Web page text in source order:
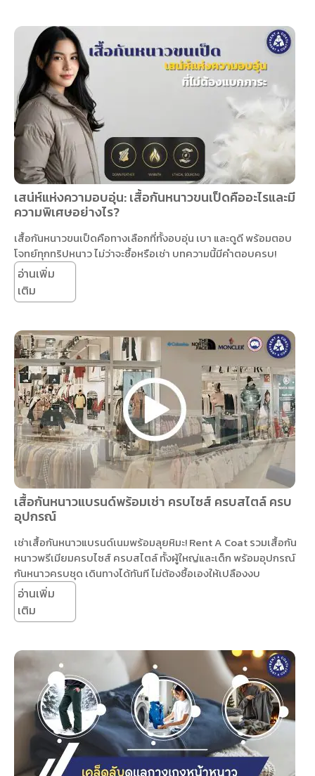
เสน่ห์แห่งความอบอุ่น: เสื้อกันหนาวขนเป็ดคืออะไรและมี
ความพิเศษอย่างไร?
เสื้อกันหนาวขนเป็ดคือทางเลือกที่ทั้งอบอุ่น เบา และดูดี พร้อมตอบ
โจทย์ทุกทริปหนาว ไม่ว่าจะซื้อหรือเช่า บทความนี้มีคำตอบครบ!
อ่านเพิ่ม
เติม
เสื้อกันหนาวแบรนด์พร้อมเช่า ครบไซส์ ครบสไตล์ ครบ
อุปกรณ์
เช่าเสื้อกันหนาวแบรนด์เนมพร้อมลุยหิมะ! Rent A Coat รวมเสื้อกัน
หนาวพรีเมียมครบไซส์ ครบสไตล์ ทั้งผู้ใหญ่และเด็ก พร้อมอุปกรณ์
กันหนาวครบชุด เดินทางได้ทันที ไม่ต้องซื้อเองให้เปลืองงบ
อ่านเพิ่ม
เติม